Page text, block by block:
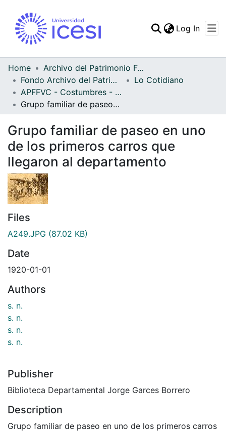
Statistics
Log In
Home
Archivo del Patrimonio Fotográfico y Fílmico del Valle del Cauca
Fondo Archivo del Patrimonio Fotográfico y Fílmico del Valle del Cauca
Lo Cotidiano
APFFVC - Costumbres - Patrimonial
Grupo familiar de paseo en uno de los primeros carros que llegaron al departamento
Grupo familiar de paseo en uno
de los primeros carros que
llegaron al departamento
Files
A249.JPG (87.02 KB)
Date
1920-01-01
Authors
s. n.
s. n.
s. n.
s. n.
Publisher
Biblioteca Departamental Jorge Garces Borrero
Description
Grupo familiar de paseo en uno de los primeros carros